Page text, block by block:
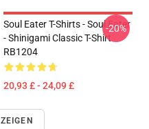
Soul Eater T-Shirts - Soul Eater
- Shinigami Classic T-Shirt
RB1204
20,93 £ - 24,09 £
-20%